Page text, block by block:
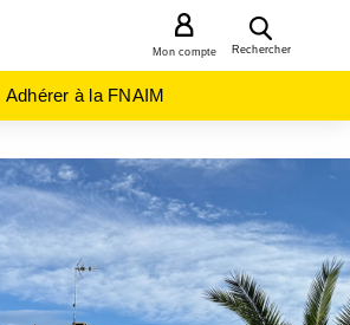
Rechercher
Mon compte
Adhérer à la FNAIM